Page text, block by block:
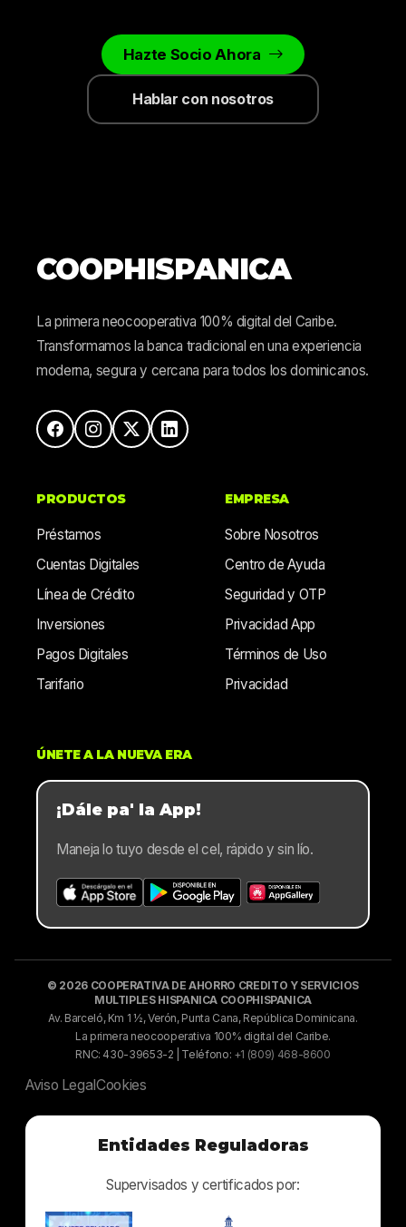
Hazte Socio Ahora
Hablar con nosotros
COOPHISPANICA
La primera neocooperativa 100% digital del Caribe.
Transformamos la banca tradicional en una experiencia
moderna, segura y cercana para todos los dominicanos.
PRODUCTOS
Préstamos
Cuentas Digitales
Línea de Crédito
Inversiones
Pagos Digitales
Tarifario
EMPRESA
Sobre Nosotros
Centro de Ayuda
Seguridad y OTP
Privacidad App
Términos de Uso
Privacidad
ÚNETE A LA NUEVA ERA
¡Dále pa' la App!
Maneja lo tuyo desde el cel, rápido y sin lío.
© 2026 COOPERATIVA DE AHORRO CREDITO Y SERVICIOS
MULTIPLES HISPANICA COOPHISPANICA
Av. Barceló, Km 1 ½, Verón, Punta Cana, República Dominicana.
La primera neocooperativa 100% digital del Caribe.
RNC: 430-39653-2 | Teléfono: +1 (809) 468-8600
Aviso LegalCookies
Entidades Reguladoras
Supervisados y certificados por: